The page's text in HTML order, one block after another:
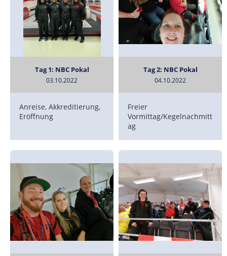
Tag 1: NBC Pokal
03.10.2022
Anreise, Akkreditierung,
Eröffnung
Tag 2: NBC Pokal
04.10.2022
Freier
Vormittag/Kegelnachmitt
ag